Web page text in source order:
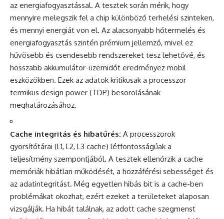
az energiafogyasztással. A tesztek során mérik, hogy
mennyire melegszik fel a chip különböző terhelési szinteken,
és mennyi energiát von el. Az alacsonyabb hőtermelés és
energiafogyasztás szintén prémium jellemző, mivel ez
hűvösebb és csendesebb rendszereket tesz lehetővé, és
hosszabb akkumulátor-üzemidőt eredményez mobil
eszközökben. Ezek az adatok kritikusak a processzor
termikus design power (TDP) besorolásának
meghatározásához.
Cache integritás és hibatűrés: A processzorok
gyorsítótárai (L1, L2, L3 cache) létfontosságúak a
teljesítmény szempontjából. A tesztek ellenőrzik a cache
memóriák hibátlan működését, a hozzáférési sebességet és
az adatintegritást. Még egyetlen hibás bit is a cache-ben
problémákat okozhat, ezért ezeket a területeket alaposan
vizsgálják. Ha hibát találnak, az adott cache szegmenst